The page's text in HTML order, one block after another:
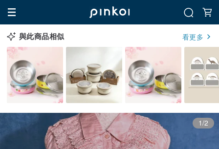
與此商品相似 看更多
1/2